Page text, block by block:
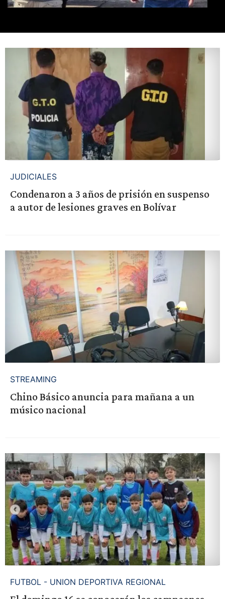
JUDICIALES
Condenaron a 3 años de prisión en suspenso
a autor de lesiones graves en Bolívar
STREAMING
Chino Básico anuncia para mañana a un
músico nacional
FUTBOL - UNION DEPORTIVA REGIONAL